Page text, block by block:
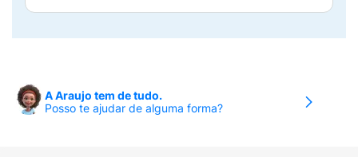
A Araujo tem de tudo.
Posso te ajudar de alguma forma?